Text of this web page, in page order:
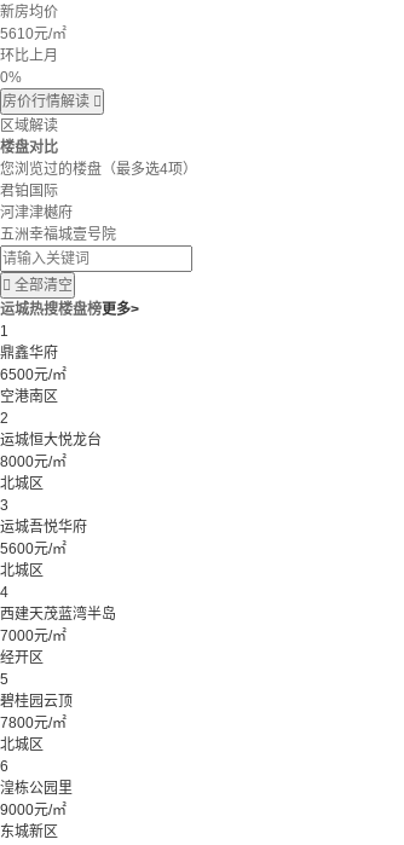
新房均价
5610元/㎡
环比上月
0%
房价行情解读 
区域解读
楼盘对比
您浏览过的楼盘 （最多选4项）
君铂国际
河津津樾府
五洲幸福城壹号院
 全部清空
运城热搜楼盘榜更多>
1
鼎鑫华府
6500元/㎡
空港南区
2
运城恒大悦龙台
8000元/㎡
北城区
3
运城吾悦华府
5600元/㎡
北城区
4
西建天茂蓝湾半岛
7000元/㎡
经开区
5
碧桂园云顶
7800元/㎡
北城区
6
湟栋公园里
9000元/㎡
东城新区